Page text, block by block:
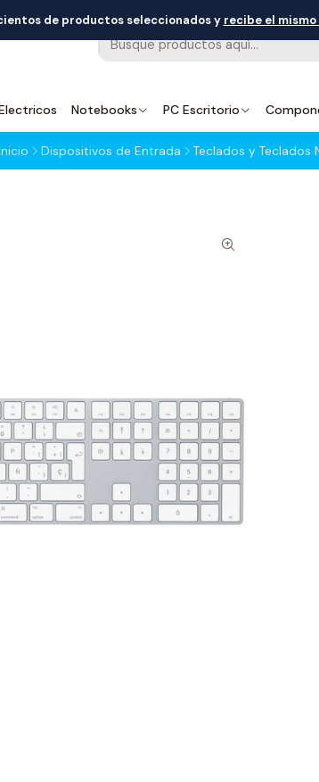
Notebooks PC Escritorio
de productos seleccionados y recibe el mismo
Dispositivos de Entrada Teclados y Teclados